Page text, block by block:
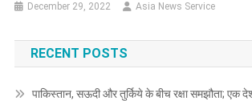
December 29, 2022 Asia News Service
RECENT POSTS
पाकिस्तान, सऊदी और तुर्किये के बीच रक्षा समझौता; एक